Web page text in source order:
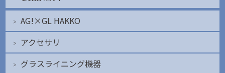
AG!×GL HAKKO
アクセサリ
グラスライニング機器